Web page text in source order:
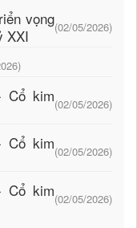
vọng
XXI
(02/05/2026)
Cổ kim(02/05/2026)
Cổ kim(02/05/2026)
Cổ kim(02/05/2026)